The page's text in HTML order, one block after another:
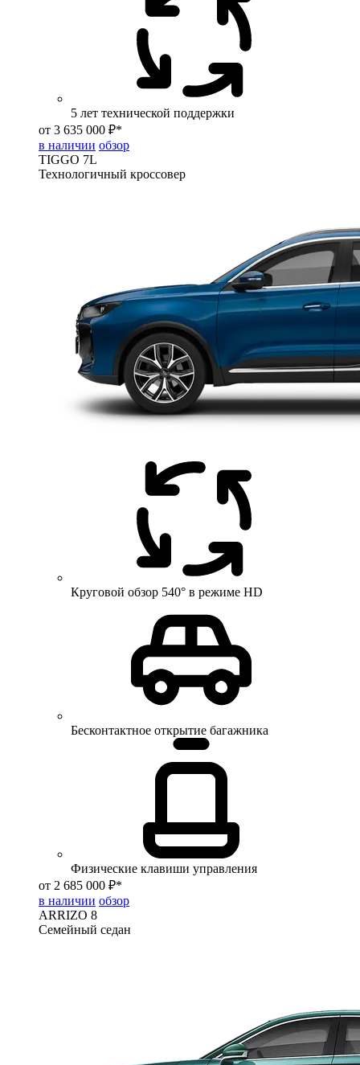
5 лет технической поддержки
от 3 635 000 ₽*
в наличии обзор
TIGGO 7L
Технологичный кроссовер
Круговой обзор 540° в режиме HD
Бесконтактное открытие багажника
Физические клавиши управления
от 2 685 000 ₽*
в наличии обзор
ARRIZO 8
Семейный седан